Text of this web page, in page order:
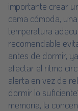
importante crear
cama cómoda,
temperatura
recomendable
antes de dormir,
afectar el ritmo
alerta en vez de
dormir lo
memoria, la